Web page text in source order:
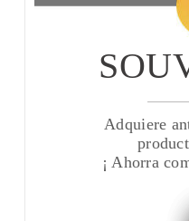
Adquiere
¡ Ahorra